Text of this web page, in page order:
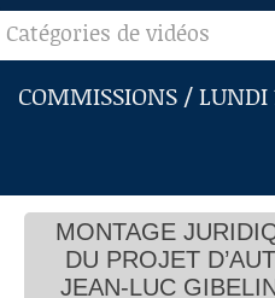
ACCUEIL
EN DIRECT
RECHERCHE
AIDE À LA DÉCOUPE
DE VIDÉOS
Catégories de vidéos
Séance
Questions
COMMISSIONS / LUNDI
MONTAGE
DU PROJET
JEAN-LUC